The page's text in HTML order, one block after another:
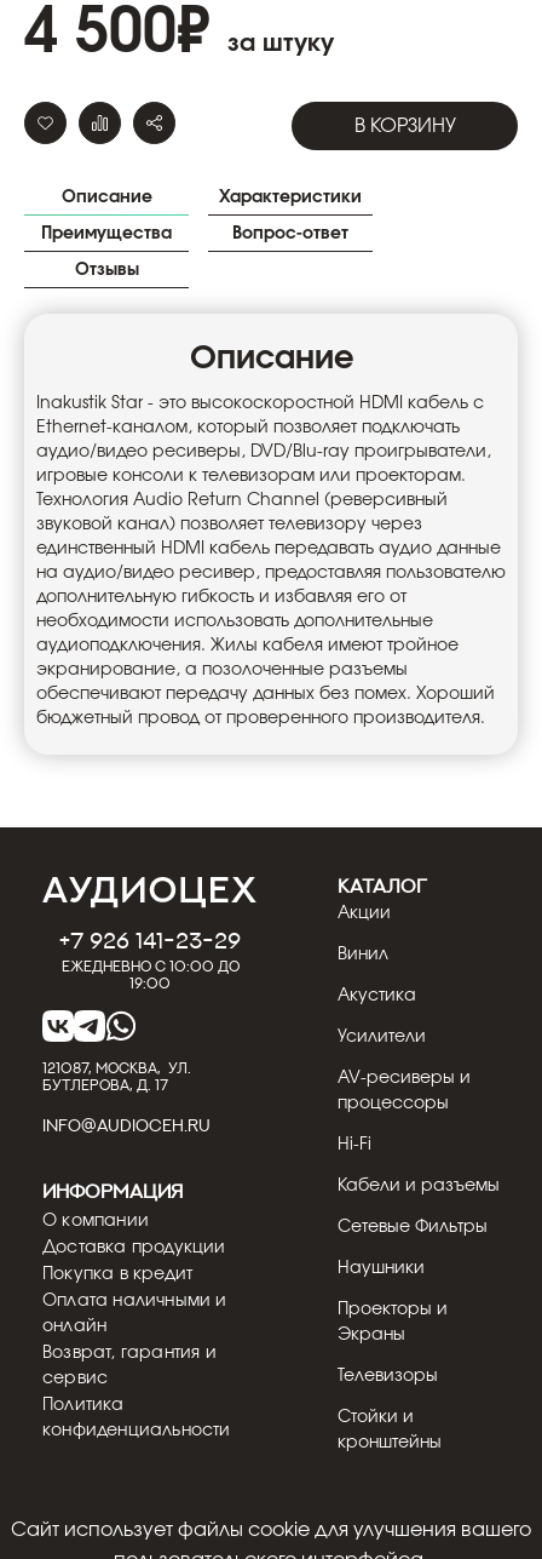
4 500₽ за штуку
В КОРЗИНУ
Описание Характеристики
Преимущества Вопрос-ответ
Отзывы
Описание
Inakustik Star - это высокоскоростной HDMI кабель c
Ethernet-каналом, который позволяет подключать
аудио/видео ресиверы, DVD/Blu-ray проигрыватели,
игровые консоли к телевизорам или проекторам.
Технология Audio Return Channel (реверсивный
звуковой канал) позволяет телевизору через
единственный HDMI кабель передавать аудио данные
на аудио/видео ресивер, предоставляя пользователю
дополнительную гибкость и избавляя его от
необходимости использовать дополнительные
аудиоподключения. Жилы кабеля имеют тройное
экранирование, а позолоченные разъемы
обеспечивают передачу данных без помех. Хороший
бюджетный провод от проверенного производителя.
+7 926 141-23-29
Ежедневно с 10:00 до
19:00
121087, МОСКВА, УЛ.
БУТЛЕРОВА, Д. 17
INFO@AUDIOCEH.RU
КАТАЛОГ
Акции
Винил
Акустика
Усилители
AV-ресиверы и
процессоры
Hi-Fi
Кабели и разъемы
Сетевые Фильтры
Наушники
Проекторы и
Экраны
Телевизоры
Стойки и
кронштейны
Информация
О компании
Доставка продукции
Покупка в кредит
Оплата наличными и
онлайн
Возврат, гарантия и
сервис
Политика
конфиденциальности
© 2018 - 2026
Cайт использует файлы cookie для улучшения вашего